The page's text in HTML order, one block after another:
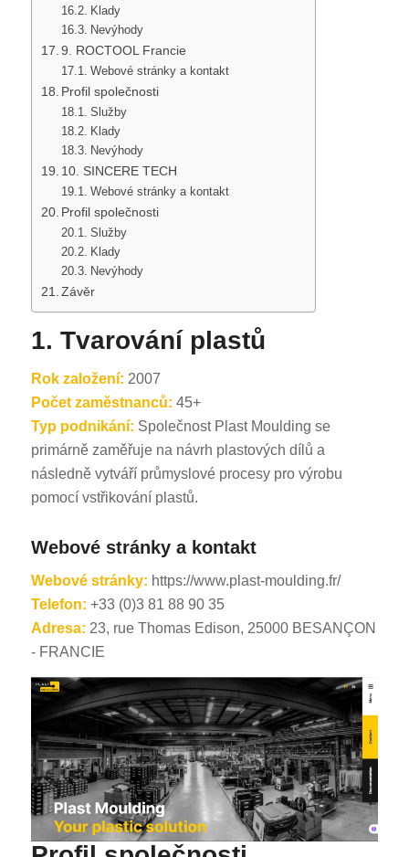
Klady
Nevýhody
9. ROCTOOL Francie
Webové stránky a kontakt
Profil společnosti
Služby
Klady
Nevýhody
10. SINCERE TECH
Webové stránky a kontakt
Profil společnosti
Služby
Klady
Nevýhody
Závěr
1. Tvarování plastů
Rok založení: 2007
Počet zaměstnanců: 45+
Typ podnikání: Společnost Plast Moulding se
primárně zaměřuje na návrh plastových dílů a
následně vytváří průmyslové procesy pro výrobu
pomocí vstřikování plastů.
Webové stránky a kontakt
Webové stránky: https://www.plast-moulding.fr/
Telefon: +33 (0)3 81 88 90 35
Adresa: 23, rue Thomas Edison, 25000 BESANÇON
- FRANCIE